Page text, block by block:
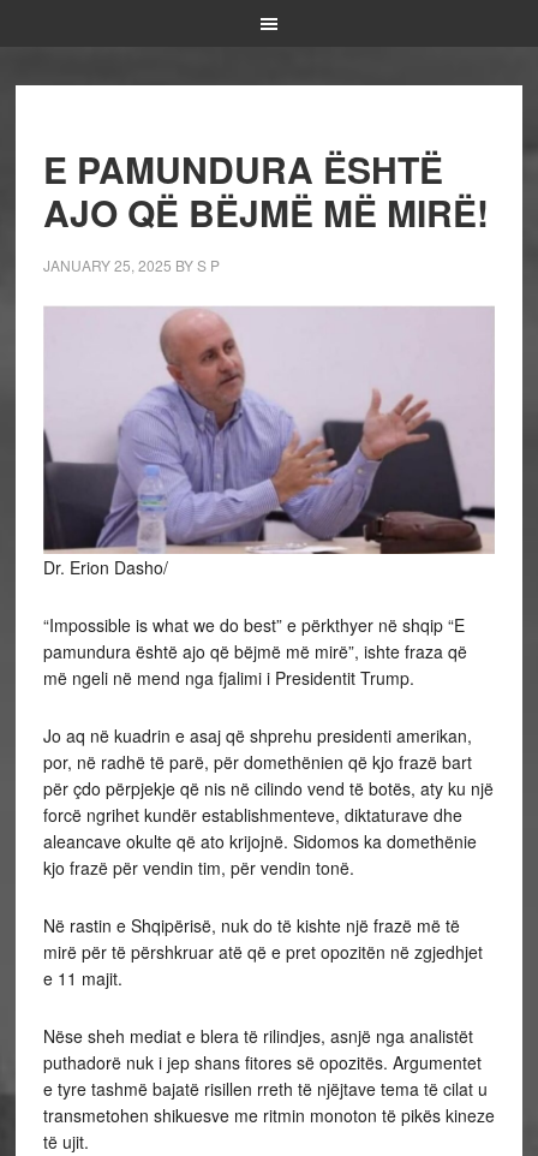
E PAMUNDURA ËSHTË
AJO QË BËJMË MË MIRË!
JANUARY 25, 2025 BYS P
Dr. Erion Dasho/
“Impossible is what we do best” e përkthyer në shqip “E
pamundura është ajo që bëjmë më mirë”, ishte fraza që
më ngeli në mend nga fjalimi i Presidentit Trump.
Jo aq në kuadrin e asaj që shprehu presidenti amerikan,
por, në radhë të parë, për domethënien që kjo frazë bart
për çdo përpjekje që nis në cilindo vend të botës, aty ku një
forcë ngrihet kundër establishmenteve, diktaturave dhe
aleancave okulte që ato krijojnë. Sidomos ka domethënie
kjo frazë për vendin tim, për vendin tonë.
Në rastin e Shqipërisë, nuk do të kishte një frazë më të
mirë për të përshkruar atë që e pret opozitën në zgjedhjet
e 11 majit.
Nëse sheh mediat e blera të rilindjes, asnjë nga analistët
puthadorë nuk i jep shans fitores së opozitës. Argumentet
e tyre tashmë bajatë risillen rreth të njëjtave tema të cilat u
transmetohen shikuesve me ritmin monoton të pikës kineze
të ujit.